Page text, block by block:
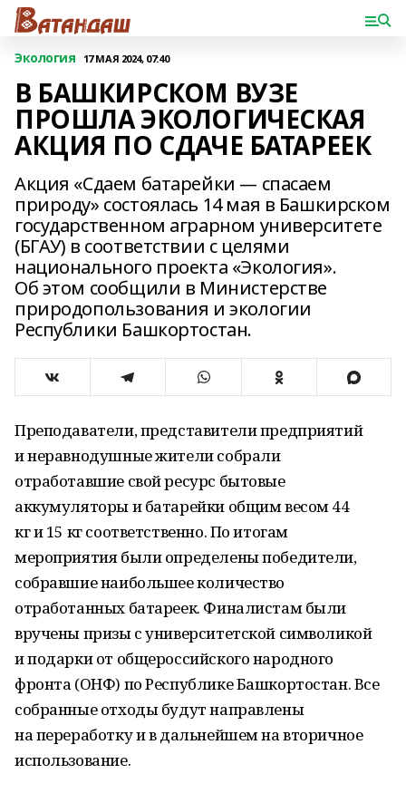
Экология 17 МАЯ 2024, 07:40
В БАШКИРСКОМ ВУЗЕ
ПРОШЛА ЭКОЛОГИЧЕСКАЯ
АКЦИЯ ПО СДАЧЕ БАТАРЕЕК
Акция «Сдаем батарейки — спасаем
природу» состоялась 14 мая в Башкирском
государственном аграрном университете
(БГАУ) в соответствии с целями
национального проекта «Экология».
Об этом сообщили в Министерстве
природопользования и экологии
Республики Башкортостан.
Преподаватели, представители предприятий
и неравнодушные жители собрали
отработавшие свой ресурс бытовые
аккумуляторы и батарейки общим весом 44
кг и 15 кг соответственно. По итогам
мероприятия были определены победители,
собравшие наибольшее количество
отработанных батареек. Финалистам были
вручены призы с университетской символикой
и подарки от общероссийского народного
фронта (ОНФ) по Республике Башкортостан. Все
собранные отходы будут направлены
на переработку и в дальнейшем на вторичное
использование.